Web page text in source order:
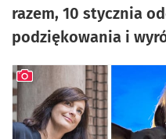
razem, 10 stycznia
podziękowania i